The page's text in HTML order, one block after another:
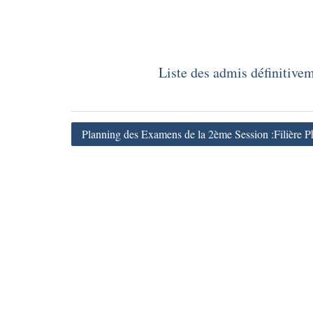
Liste des admis
Navigation
Planning des Examens de la 2ème Session :Filière